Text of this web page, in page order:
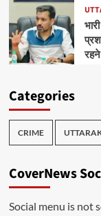
Categories
CRIME
CoverNews
Social menu is not